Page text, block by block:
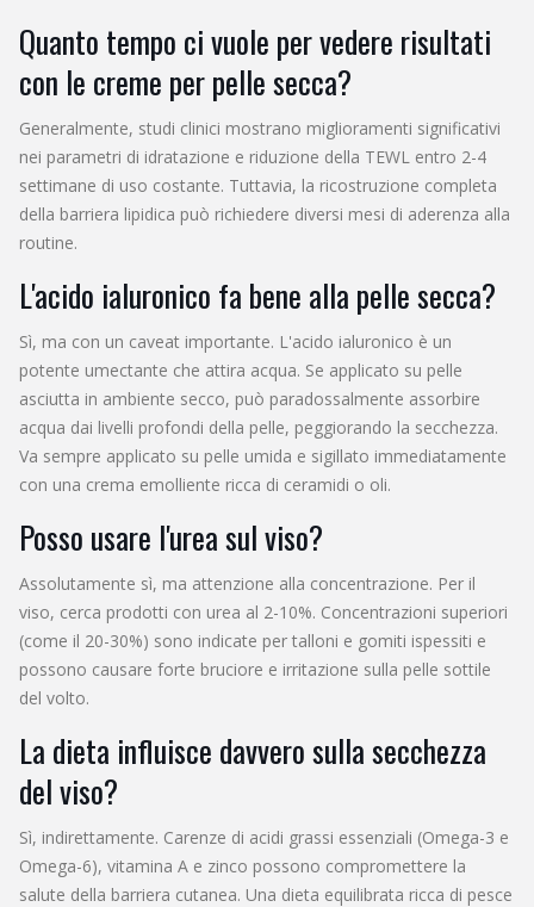
Quanto tempo ci vuole per vedere risultati
con le creme per pelle secca?
Generalmente, studi clinici mostrano miglioramenti significativi
nei parametri di idratazione e riduzione della TEWL entro 2-4
settimane di uso costante. Tuttavia, la ricostruzione completa
della barriera lipidica può richiedere diversi mesi di aderenza alla
routine.
L'acido ialuronico fa bene alla pelle secca?
Sì, ma con un caveat importante. L'acido ialuronico è un
potente umectante che attira acqua. Se applicato su pelle
asciutta in ambiente secco, può paradossalmente assorbire
acqua dai livelli profondi della pelle, peggiorando la secchezza.
Va sempre applicato su pelle umida e sigillato immediatamente
con una crema emolliente ricca di ceramidi o oli.
Posso usare l'urea sul viso?
Assolutamente sì, ma attenzione alla concentrazione. Per il
viso, cerca prodotti con urea al 2-10%. Concentrazioni superiori
(come il 20-30%) sono indicate per talloni e gomiti ispessiti e
possono causare forte bruciore e irritazione sulla pelle sottile
del volto.
La dieta influisce davvero sulla secchezza
del viso?
Sì, indirettamente. Carenze di acidi grassi essenziali (Omega-3 e
Omega-6), vitamina A e zinco possono compromettere la
salute della barriera cutanea. Una dieta equilibrata ricca di pesce